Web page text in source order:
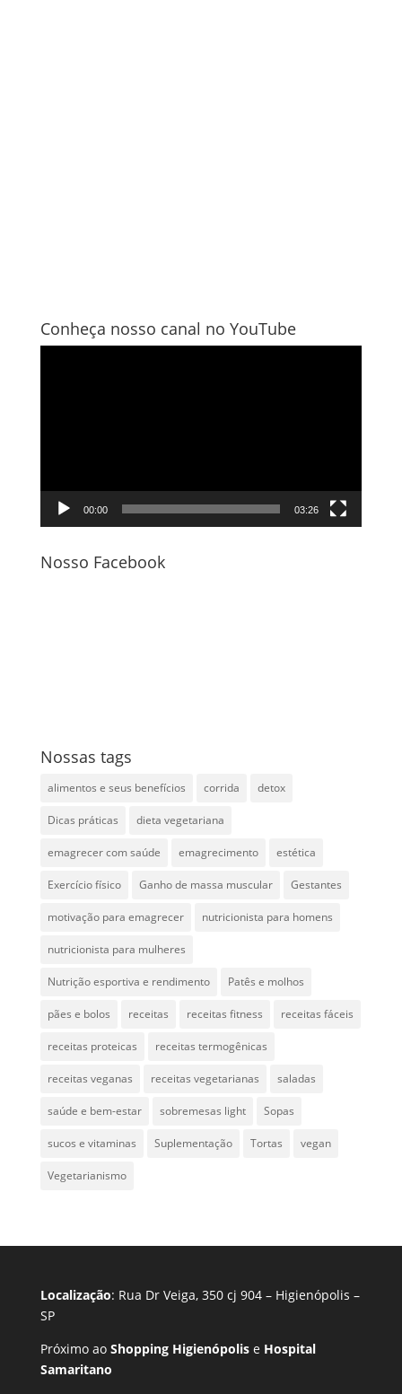
Conheça nosso canal no YouTube
00:00 03:26
Nosso Facebook
Nossas tags
alimentos e seus benefícios corrida detox
Dicas práticas dieta vegetariana
emagrecer com saúde emagrecimento estética
Exercício físico Ganho de massa muscular Gestantes
motivação para emagrecer nutricionista para homens
nutricionista para mulheres
Nutrição esportiva e rendimento Patês e molhos
pães e bolos receitas receitas fitness receitas fáceis
receitas proteicas receitas termogênicas
receitas veganas receitas vegetarianas saladas
saúde e bem-estar sobremesas light Sopas
sucos e vitaminas Suplementação Tortas vegan
Vegetarianismo
Localização: Rua Dr Veiga, 350 cj 904 – Higienópolis –
SP
Próximo ao Shopping Higienópolise Hospital
Samaritano